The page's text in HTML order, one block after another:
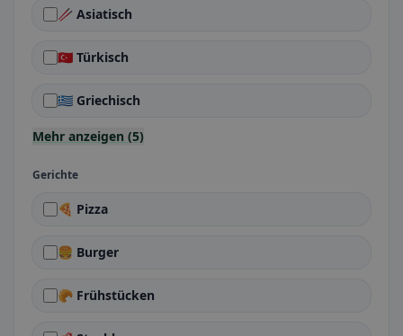
🥢 Asiatisch
🇹🇷 Türkisch
🇬🇷 Griechisch
Mehr anzeigen (5)
Gerichte
🍕 Pizza
🍔 Burger
🥐 Frühstücken